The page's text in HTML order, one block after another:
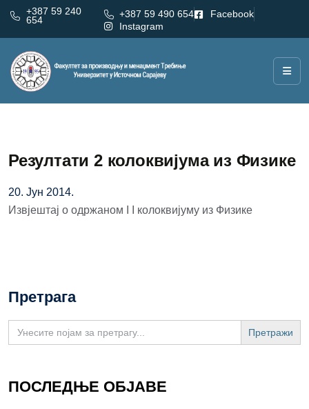
+387 59 240
654
+387 59 490 654
Facebook
Instagram
Резултати 2 колоквијума из Физике
20. Јун 2014.
Извјештај о одржаном I I колоквијуму из Физике
Претрага
Search
for:
ПОСЛЕДЊЕ ОБЈАВЕ